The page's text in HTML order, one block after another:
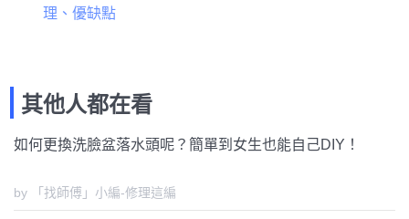
理、優缺點
其他人都在看
如何更換洗臉盆落水頭呢？簡單到女生也能自己DIY！
by 「找師傅」小編-修理這編